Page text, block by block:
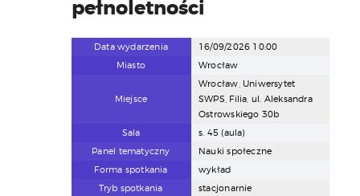
WYDARZEŃ
pełnoletności
Data wydarzenia
16/09/2026 10:00
Miasto
Wrocław
Miejsce
Wrocław, Uniwersytet
SWPS, Filia, ul. Aleksandra
Ostrowskiego 30b
Sala
s. 45 (aula)
Panel tematyczny
Nauki społeczne
Forma spotkania
wykład
Tryb spotkania
stacjonarnie